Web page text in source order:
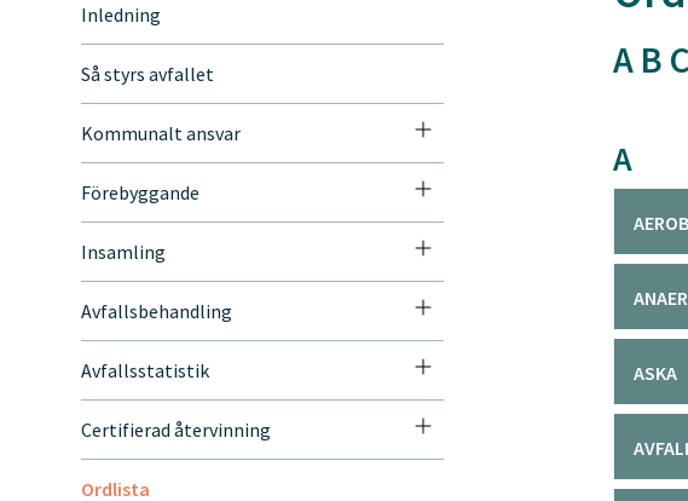
Inledning
Så styrs avfallet
Kommunalt ansvar
Förebyggande
Insamling
Avfallsbehandling
Avfallsstatistik
Certifierad återvinning
Ordlista
A B C
A
ASKA